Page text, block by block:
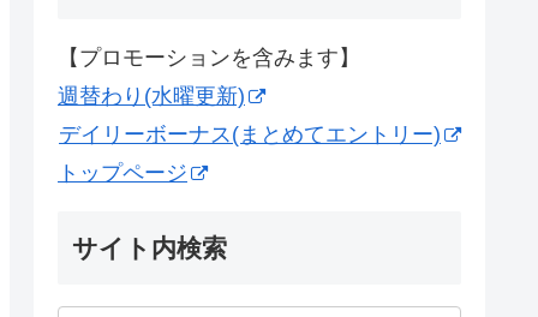
【プロモーションを含みます】
週替わり(水曜更新)
デイリーボーナス(まとめてエントリー)
トップページ
サイト内検索